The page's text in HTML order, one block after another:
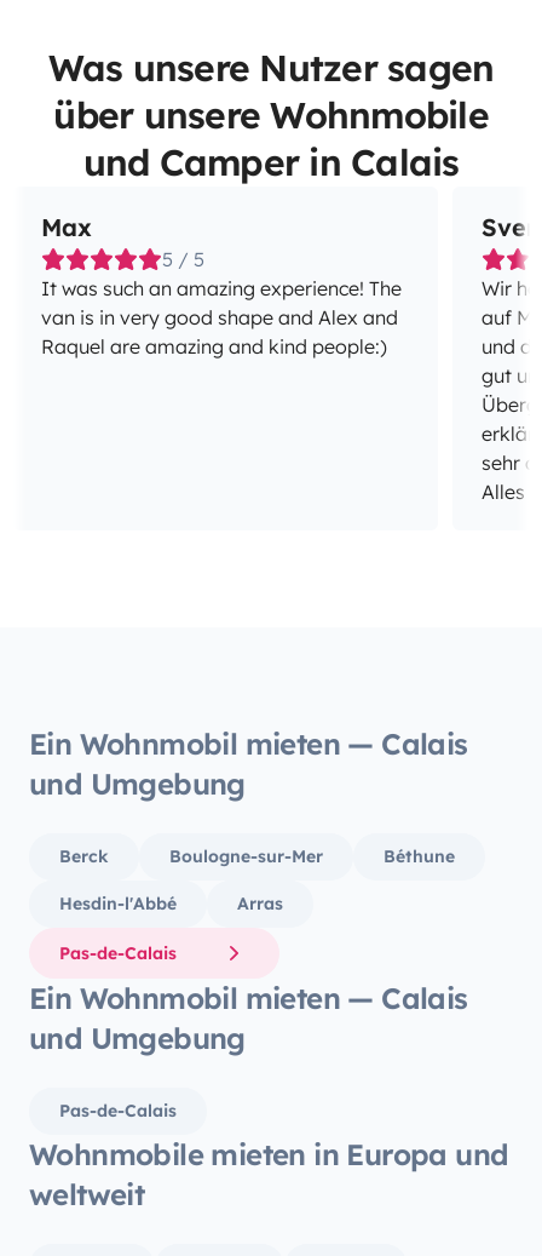
Was unsere Nutzer sagen
über unsere Wohnmobile
und Camper in Calais
Max
5 / 5
It was such an amazing experience! The
van is in very good shape and Alex and
Raquel are amazing and kind people:)
Sven
Wir
auf
und
gut
sehr
Alles
Ein Wohnmobil mieten — Calais
und Umgebung
Berck Boulogne-sur-Mer Béthune
Hesdin-l'Abbé Arras
Pas-de-Calais
Ein Wohnmobil mieten — Calais
und Umgebung
Pas-de-Calais
Wohnmobile mieten in Europa und
weltweit